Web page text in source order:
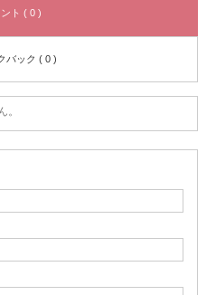
ント ( 0 )
バック ( 0 )
。